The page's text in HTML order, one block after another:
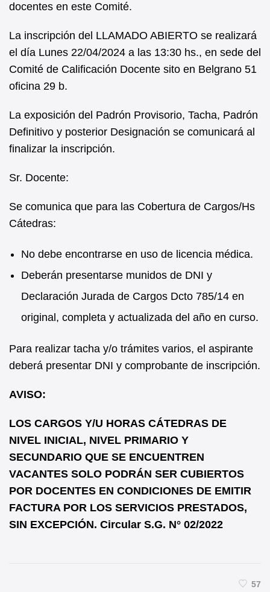
docentes en este Comité.
La inscripción del LLAMADO ABIERTO se realizará
el día Lunes 22/04/2024 a las 13:30 hs., en sede del
Comité de Calificación Docente sito en Belgrano 51
oficina 29 b.
La exposición del Padrón Provisorio, Tacha, Padrón
Definitivo y posterior Designación se comunicará al
finalizar la inscripción.
Sr. Docente:
Se comunica que para las Cobertura de Cargos/Hs
Cátedras:
No debe encontrarse en uso de licencia médica.
Deberán presentarse munidos de DNI y
Declaración Jurada de Cargos Dcto 785/14 en
original, completa y actualizada del año en curso.
Para realizar tacha y/o trámites varios, el aspirante
deberá presentar DNI y comprobante de inscripción.
AVISO:
LOS CARGOS Y/U HORAS CÁTEDRAS DE
NIVEL INICIAL, NIVEL PRIMARIO Y
SECUNDARIO QUE SE ENCUENTREN
VACANTES SOLO PODRÁN SER CUBIERTOS
POR DOCENTES EN CONDICIONES DE EMITIR
FACTURA POR LOS SERVICIOS PRESTADOS,
SIN EXCEPCIÓN. Circular S.G. N° 02/2022
57